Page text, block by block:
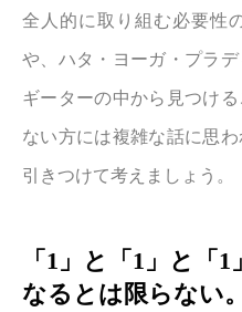
全人的に取り組む必要性
や、ハタ・ヨーガ・プラ
ギーターの中から見つけ
ない方には複雑な話に思
引きつけて考えましょう。
「1」と「1」と「
なるとは限らない。